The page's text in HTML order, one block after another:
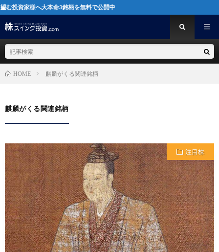
様へ大本命3銘柄を無料で公開中
HOME 麒麟がくる関連銘柄
麒麟がくる関連銘柄
注目株